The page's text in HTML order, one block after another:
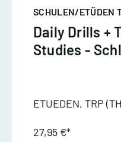
SCHULEN/ETÜDEN
Daily Drills +
Studies -
ETUEDEN, TRP
27,95 €*